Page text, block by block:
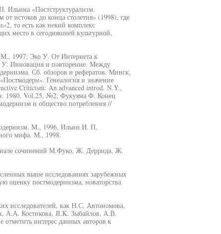
Ильина «Постструктурализм.
истоков до конца столетия» (1998), где
то есть как некий комплекс
место в сегодняшней культурной,
1997; Эко У. От Интернета к
У. Инновация и повторение. Между
Сб. обзоров и рефератов. Минск,
Генеалогия и значение
Criticism: An advanced introd. N.Y.,
1980. Vol.25, №2; Фукуяма Ф. Конец
и общество потребления //
М., 1996, Ильин И. П.
мифа. М., 1998.
сочинений М.Фуко, Ж. Деррида, Ж.
выше исследованиях зарубежных
оценку постмодернизма, новаторства
исследователей, как Н.С. Автономова,
Костикова, JI.K. Зыбайлов, А.В.
отметить интерес данных авторов к